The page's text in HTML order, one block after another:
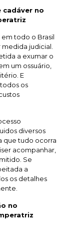
cadáver no
todo o Brasil
judicial.
a exumar o
um ossuário,
E
os
diversos
que tudo ocorra
acompanhar,
Se
a
os detalhes
no